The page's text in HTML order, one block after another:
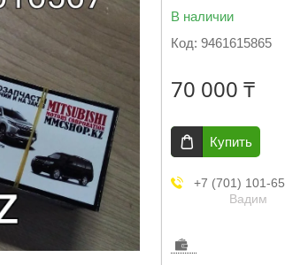
В наличии
Код: 9461615865
70 000 ₸
Купить
+7 (701) 101-
Вадим